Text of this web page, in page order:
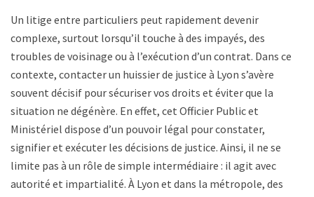
Un litige entre particuliers peut rapidement devenir
complexe, surtout lorsqu’il touche à des impayés, des
troubles de voisinage ou à l’exécution d’un contrat. Dans ce
contexte, contacter un huissier de justice à Lyon s’avère
souvent décisif pour sécuriser vos droits et éviter que la
situation ne dégénère. En effet, cet Officier Public et
Ministériel dispose d’un pouvoir légal pour constater,
signifier et exécuter les décisions de justice. Ainsi, il ne se
limite pas à un rôle de simple intermédiaire : il agit avec
autorité et impartialité. À Lyon et dans la métropole, des